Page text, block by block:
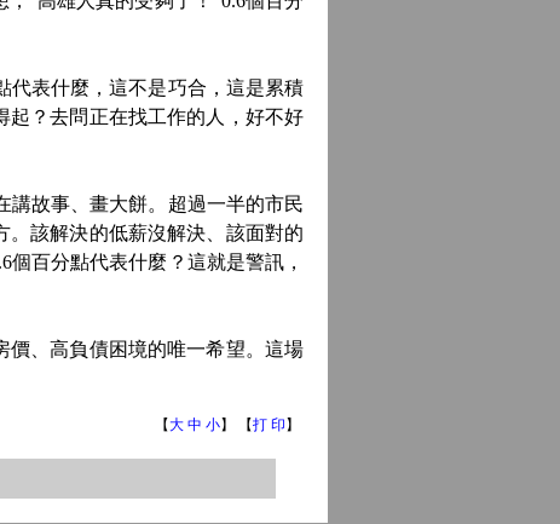
表什麼，這不是巧合，這是累積
起？去問正在找工作的人，好不好
故事、畫大餅。超過一半的市民
該解決的低薪沒解決、該面對的
百分點代表什麼？這就是警訊，
、高負債困境的唯一希望。這場
【大 中 小】 【打 印 】